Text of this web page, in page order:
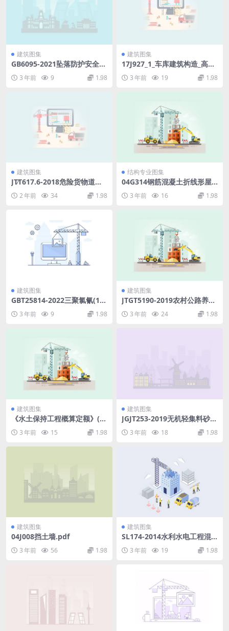
建筑图集
GB6095-2021坠落防护安全
3 年前 9 1.98
建筑图集
17J927_1_车库建筑构造_高清
3 年前 19 1.98
建筑图集
JT∕T617.6-2018危险货物道路
运输规则第6部分：装卸条件
及作业要求（可复制版）.rar
2 年前 34 1.98
结构专业图集
04G314钢筋混凝土折线形屋
3 年前 16 1.98
建筑图集
GBT25814-2022三聚氯氰(1.9
5MB)1dea60398ddad84b.p
df 3 年前 9 1.98
建筑图集
JTGT5190-2019农村公路养护
技术规范《征求意见稿》.pdf
3 年前 24 1.98
建筑图集
《水土保持工程概算定额》(水
3 年前 15 1.98
建筑图集
JGJT253-2019无机轻集料砂浆
3 年前 18 1.98
建筑图集
04J008挡土墙.pdf
3 年前 56 1.98
建筑图集
SL174-2014水利水电工程混
凝土防渗墙施工技术规范.pdf
3 年前 19 1.98